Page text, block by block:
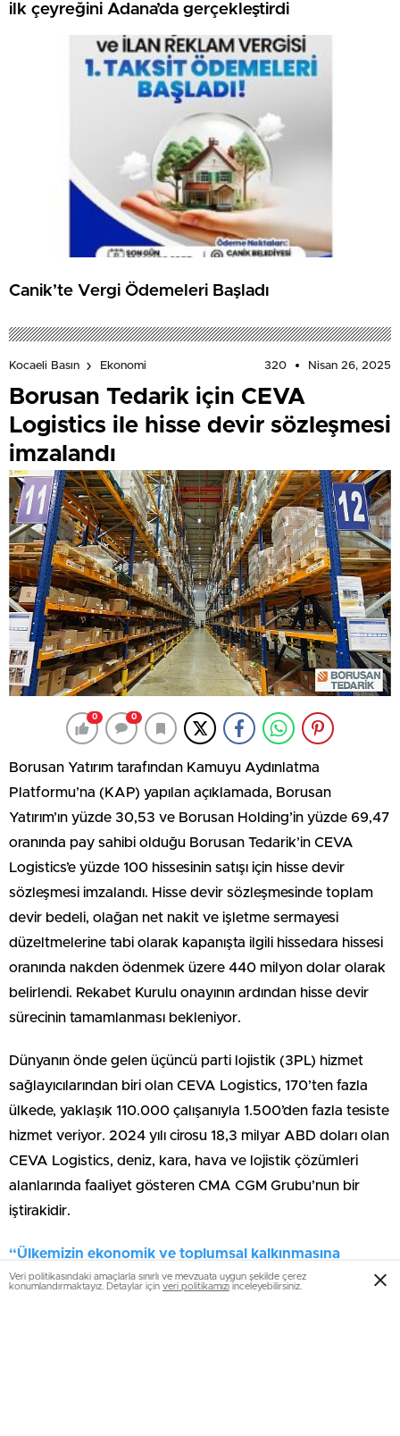
ilk çeyreğini Adana’da gerçekleştirdi
Canik’te Vergi Ödemeleri Başladı
Kocaeli Basın Ekonomi 320 Nisan 26, 2025
Borusan Tedarik için CEVA
Logistics ile hisse devir sözleşmesi
imzalandı
0 0
Borusan Yatırım tarafından Kamuyu Aydınlatma
Platformu’na (KAP) yapılan açıklamada, Borusan
Yatırım’ın yüzde 30,53 ve Borusan Holding’in yüzde 69,47
oranında pay sahibi olduğu Borusan Tedarik’in CEVA
Logistics’e yüzde 100 hissesinin satışı için hisse devir
sözleşmesi imzalandı. Hisse devir sözleşmesinde toplam
devir bedeli, olağan net nakit ve işletme sermayesi
düzeltmelerine tabi olarak kapanışta ilgili hissedara hissesi
oranında nakden ödenmek üzere 440 milyon dolar olarak
belirlendi. Rekabet Kurulu onayının ardından hisse devir
sürecinin tamamlanması bekleniyor.
Dünyanın önde gelen üçüncü parti lojistik (3PL) hizmet
sağlayıcılarından biri olan CEVA Logistics, 170’ten fazla
ülkede, yaklaşık 110.000 çalışanıyla 1.500’den fazla tesiste
hizmet veriyor. 2024 yılı cirosu 18,3 milyar ABD doları olan
CEVA Logistics, deniz, kara, hava ve lojistik çözümleri
alanlarında faaliyet gösteren CMA CGM Grubu’nun bir
iştirakidir.
“Ülkemizin ekonomik ve toplumsal kalkınmasına
katkımızı yeni yatırımlarla sürdüreceğiz”
Veri politikasındaki amaçlarla sınırlı ve mevzuata uygun şekilde çerez
konumlandırmaktayız. Detaylar için veri politikamızı inceleyebilirsiniz.